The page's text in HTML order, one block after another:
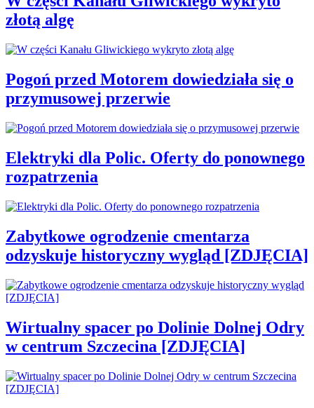
złotą algę
Pogoń przed Motorem dowiedziała się o
przymusowej przerwie
Elektryki dla Polic. Oferty do ponownego
rozpatrzenia
Zabytkowe ogrodzenie cmentarza
odzyskuje historyczny wygląd [ZDJĘCIA]
Wirtualny spacer po Dolinie Dolnej Odry
w centrum Szczecina [ZDJĘCIA]